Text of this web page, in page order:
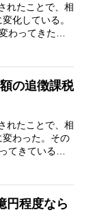
れたことで、相
化している。
わってきた。
の追徴課税
れたことで、相
変わった。その
てきている。
円程度なら